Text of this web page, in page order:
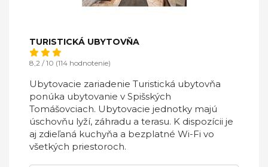
TURISTICKÁ UBYTOVŇA
8,2 / 10 (114 hodnotenie)
Ubytovacie zariadenie Turistická ubytovňa
ponúka ubytovanie v Spišských
Tomášovciach. Ubytovacie jednotky majú
úschovňu lyží, záhradu a terasu. K dispozícii je
aj zdieľaná kuchyňa a bezplatné Wi-Fi vo
všetkých priestoroch.